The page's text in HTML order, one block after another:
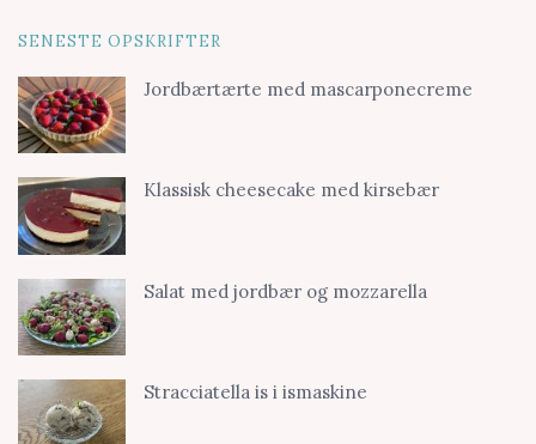
SENESTE OPSKRIFTER
Jordbærtærte med mascarponecreme
Klassisk cheesecake med kirsebær
Salat med jordbær og mozzarella
Stracciatella is i ismaskine